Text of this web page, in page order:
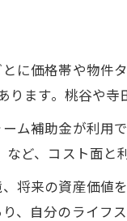
に価格帯や物件
ます。桃谷や
ム補助金が利用
ど、コスト面と
将来の資産価値
、自分のライフ